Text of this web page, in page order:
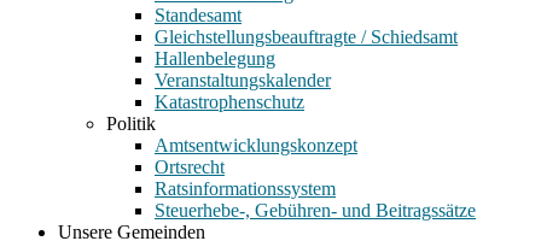
Standesamt
Gleichstellungsbeauftragte / Schiedsamt
Hallenbelegung
Veranstaltungskalender
Katastrophenschutz
Politik
Amtsentwicklungskonzept
Ortsrecht
Ratsinformationssystem
Steuerhebe-, Gebühren- und Beitragssätze
Unsere Gemeinden